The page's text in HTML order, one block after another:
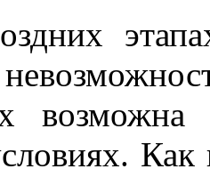
возможна
Как